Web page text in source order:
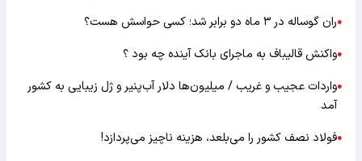
●ران گوساله در ۳ ماه دو برابر شد؛ کسی حواسش هست؟
●واکنش قالیباف به ماجرای بانک آینده چه بود ؟
●واردات عجیب و غریب / میلیون‌ها دلار آب‌پنیر و ژل زیبایی به کشور
آمد
●فولاد نصف کشور را می‌بلعد، هزینه ناچیز می‌پردازد!